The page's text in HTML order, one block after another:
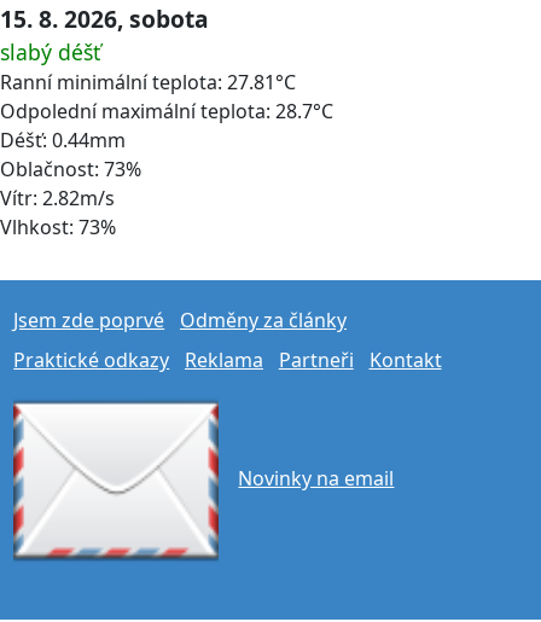
15. 8. 2026, sobota
slabý déšť
Ranní minimální teplota: 27.81°C
Odpolední maximální teplota: 28.7°C
Déšť: 0.44mm
Oblačnost: 73%
Vítr: 2.82m/s
Vlhkost: 73%
Jsem zde poprvé
Odměny za články
Praktické odkazy
Reklama Partneři Kontakt
Novinky na email